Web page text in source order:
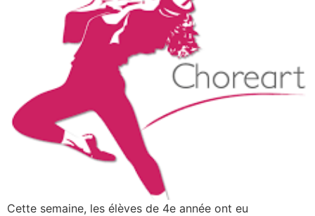
Cette semaine, les élèves de 4e année ont eu